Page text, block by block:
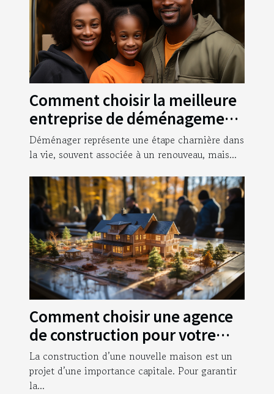
Comment choisir la meilleure
entreprise de déménagement
pour garantir une transition
sans stress ?
Déménager représente une étape charnière dans
la vie, souvent associée à un renouveau, mais...
Comment choisir une agence
de construction pour votre
nouvelle maison ?
La construction d’une nouvelle maison est un
projet d’une importance capitale. Pour garantir
la...